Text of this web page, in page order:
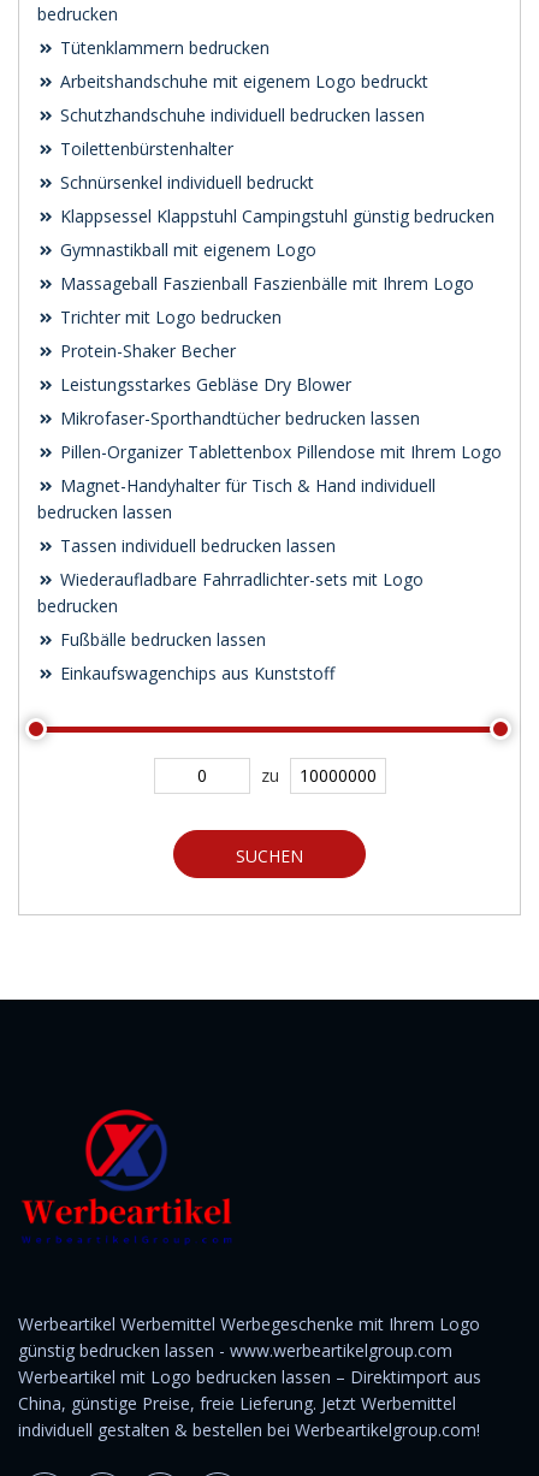
bedrucken
Tütenklammern bedrucken
Arbeitshandschuhe mit eigenem Logo bedruckt
Schutzhandschuhe individuell bedrucken lassen
Toilettenbürstenhalter
Schnürsenkel individuell bedruckt
Klappsessel Klappstuhl Campingstuhl günstig bedrucken
Gymnastikball mit eigenem Logo
Massageball Faszienball Faszienbälle mit Ihrem Logo
Trichter mit Logo bedrucken
Protein-Shaker Becher
Leistungsstarkes Gebläse Dry Blower
Mikrofaser-Sporthandtücher bedrucken lassen
Pillen-Organizer Tablettenbox Pillendose mit Ihrem Logo
Magnet-Handyhalter für Tisch & Hand individuell
bedrucken lassen
Tassen individuell bedrucken lassen
Wiederaufladbare Fahrradlichter-sets mit Logo
bedrucken
Fußbälle bedrucken lassen
Einkaufswagenchips aus Kunststoff
zu
SUCHEN
Werbeartikel Werbemittel Werbegeschenke mit Ihrem Logo
günstig bedrucken lassen - www.werbeartikelgroup.com
Werbeartikel mit Logo bedrucken lassen – Direktimport aus
China, günstige Preise, freie Lieferung. Jetzt Werbemittel
individuell gestalten & bestellen bei Werbeartikelgroup.com!